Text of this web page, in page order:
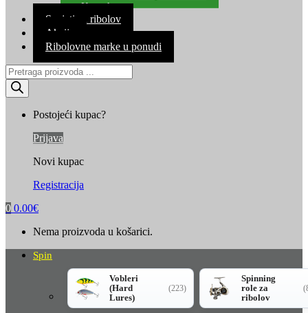
Kontakt
Savjeti za ribolov
Akcija
Ribolovne marke u ponudi
Products
search
Postojeći kupac?
Prijava
Novi kupac
Registracija
0 0.00€
Nema proizvoda u košarici.
Spin
Vobleri
(Hard
Lures)
(223)
Spinning
role za
ribolov